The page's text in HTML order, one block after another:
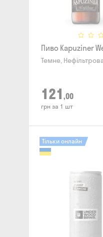
Пиво Kapuziner
Темне,
121 ,00
грн за 1 шт
Тільки онлайн